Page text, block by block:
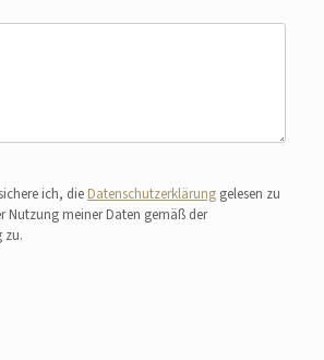
ich, die Datenschutzerklärung gelesen zu
Nutzung meiner Daten gemäß der
zu.